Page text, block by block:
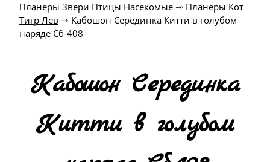
Планеры Звери Птицы Насекомые ⇾ Планеры Кот
Тигр Лев ⇾ Кабошон Серединка Китти в голубом
наряде Сб-408
Кабошон Серединка
Китти в голубом